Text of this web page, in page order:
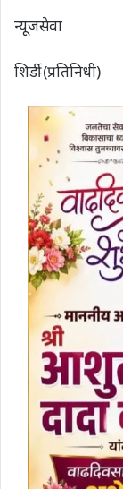
न्यूजसेवा
शिर्डी-(प्रतिनिधी)